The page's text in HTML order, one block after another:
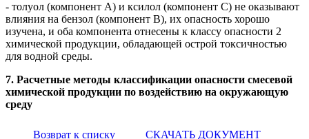
- толуол (компонент А) и ксилол (компонент С) не оказывают
влияния на бензол (компонент В), их опасность хорошо
изучена, и оба компонента отнесены к классу опасности 2
химической продукции, обладающей острой токсичностью
для водной среды.
7. Расчетные методы классификации опасности смесевой
химической продукции по воздействию на окружающую
среду
Возврат к списку
СКАЧАТЬ ДОКУМЕНТ